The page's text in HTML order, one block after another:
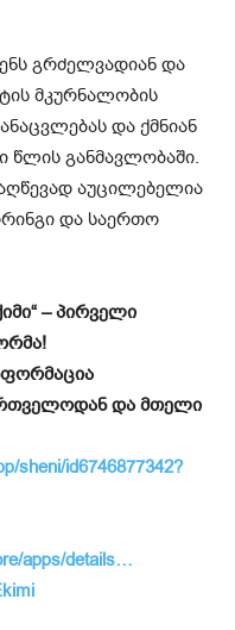
გრძელვადიან და
მკურნალობის
და ქმნიან
წლის განმავლობაში.
აუცილებელია
და საერთო
– პირველი
და მთელი
sheni/id6746877342?
apps/details…